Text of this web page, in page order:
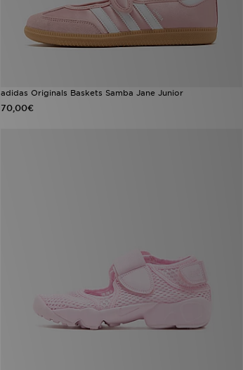
adidas Originals Baskets Samba Jane Junior
70,00€